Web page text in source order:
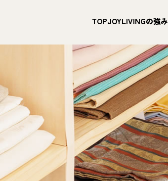
TOPJOYLIVINGの強み